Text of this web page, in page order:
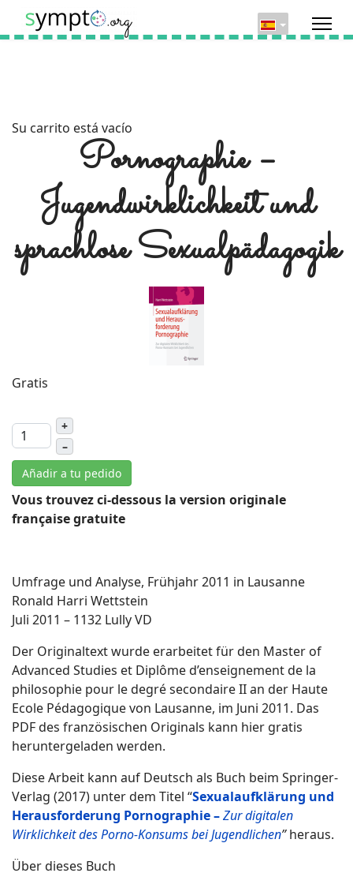
Su carrito está vacío
Pornographie –
Jugendwirklichkeit und
sprachlose Sexualpädagogik
Gratis
+
–
Añadir a tu pedido
Vous trouvez ci-dessous la version originale
française gratuite
Umfrage und Analyse, Frühjahr 2011 in Lausanne
Ronald Harri Wettstein
Juli 2011 – 1132 Lully VD
Der Originaltext wurde erarbeitet für den Master of
Advanced Studies et Diplôme d’enseignement de la
philosophie pour le degré secondaire II an der Haute
Ecole Pédagogique von Lausanne, im Juni 2011. Das
PDF des französischen Originals kann hier gratis
heruntergeladen werden.
Diese Arbeit kann auf Deutsch als Buch beim Springer-
Verlag (2017) unter dem Titel “Sexualaufklärung und
Herausforderung Pornographie –Zur digitalen
Wirklichkeit des Porno-Konsums bei Jugendlichen”heraus.
Über dieses Buch